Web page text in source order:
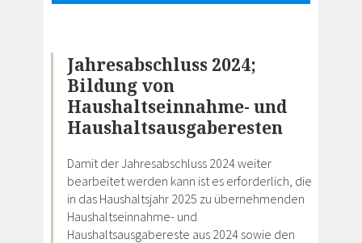
Jahresabschluss 2024;
Bildung von
Haushaltseinnahme- und
Haushaltsausgaberesten
Damit der Jahresabschluss 2024 weiter
bearbeitet werden kann ist es erforderlich, die
in das Haushaltsjahr 2025 zu übernehmenden
Haushaltseinnahme- und
Haushaltsausgabereste aus 2024 sowie den